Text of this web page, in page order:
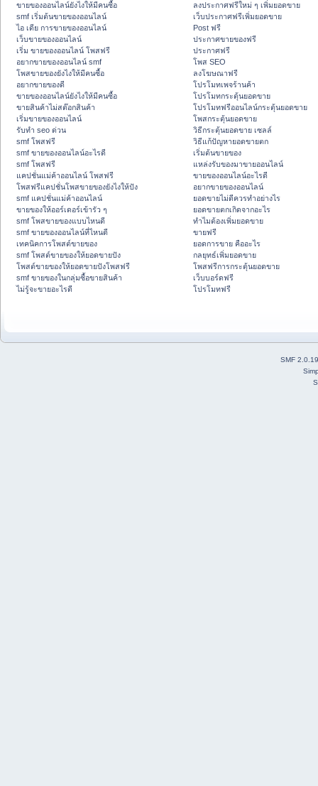
ขายของออนไลน์ยังไงให้มีคนซื้อ
smf เริ่มต้นขายของออนไลน์
ไอ เดีย การขายของออนไลน์
เว็บขายของออนไลน์
เริ่ม ขายของออนไลน์ โพสฟรี
อยากขายของออนไลน์ smf
โพสขายของยังไงให้มีคนซื้อ
อยากขายของดี
ขายของออนไลน์ยังไงให้มีคนซื้อ
ขายสินค้าไม่สต๊อกสินค้า
เริ่มขายของออนไลน์
รับทำ seo ด่วน
smf โพสฟรี
smf ขายของออนไลน์อะไรดี
smf โพสฟรี
แคปชั่นแม่ค้าออนไลน์ โพสฟรี
โพสฟรีแคปชั่นโพสขายของยังไงให้ปัง
smf แคปชั่นแม่ค้าออนไลน์
ขายของให้ออร์เดอร์เข้ารัว ๆ
smf โพสขายของแบบไหนดี
smf ขายของออนไลน์ที่ไหนดี
เทคนิคการโพสต์ขายของ
smf โพสต์ขายของให้ยอดขายปัง
โพสต์ขายของให้ยอดขายปังโพสฟรี
smf ขายของในกลุ่มซื้อขายสินค้า
ไม่รู้จะขายอะไรดี
ลงประกาศฟรีใหม่ ๆ เพิ่มยอดขาย
เว็บประกาศฟรีเพิ่มยอดขาย
Post ฟรี
ประกาศขายของฟรี
ประกาศฟรี
โพส SEO
ลงโฆษณาฟรี
โปรโมทเพจร้านค้า
โปรโมทกระตุ้นยอดขาย
โปรโมทฟรีออนไลน์กระตุ้นยอดขาย
โพสกระตุ้นยอดขาย
วิธีกระตุ้นยอดขาย เซลล์
วิธีแก้ปัญหายอดขายตก
เริ่มต้นขายของ
แหล่งรับของมาขายออนไลน์
ขายของออนไลน์อะไรดี
อยากขายของออนไลน์
ยอดขายไม่ดีควรทำอย่างไร
ยอดขายตกเกิดจากอะไร
ทำไมต้องเพิ่มยอดขาย
ขายฟรี
ยอดการขาย คืออะไร
กลยุทธ์เพิ่มยอดขาย
โพสฟรีการกระตุ้นยอดขาย
เว็บบอร์ดฟรี
โปรโมทฟรี
SMF 2.0.19